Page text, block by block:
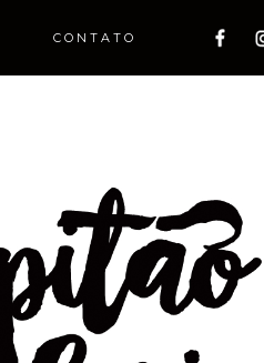
CONTATO